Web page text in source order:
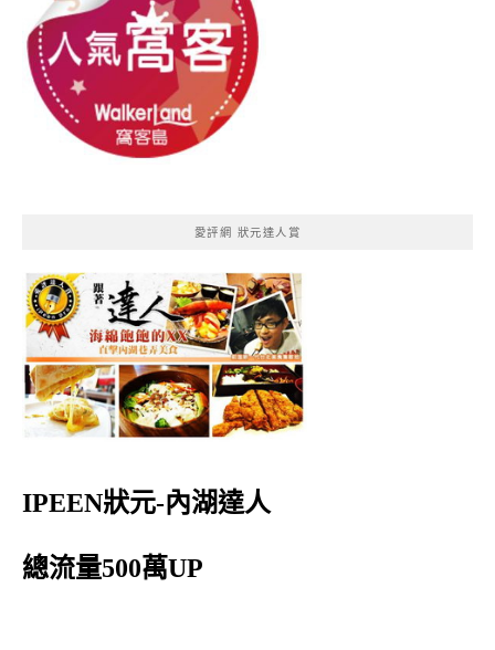
愛評網 狀元達人賞
IPEEN狀元-內湖達人
總流量500萬UP